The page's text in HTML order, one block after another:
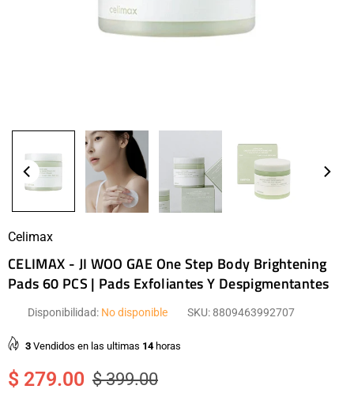
Celimax
CELIMAX - JI WOO GAE One Step Body Brightening
Pads 60 PCS | Pads Exfoliantes Y Despigmentantes
Disponibilidad: No disponible SKU:8809463992707
3 Vendidos en las ultimas 14horas
$ 279.00 $ 399.00